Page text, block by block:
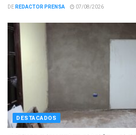
DEREDACTOR PRENSA 07/08/2026
DESTACADOS